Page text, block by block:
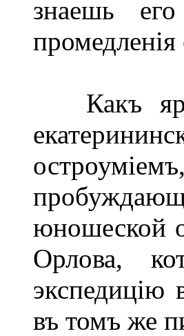
знаешь
Какъ
юношеской
Орлова,
экспедицію
въ томъ же